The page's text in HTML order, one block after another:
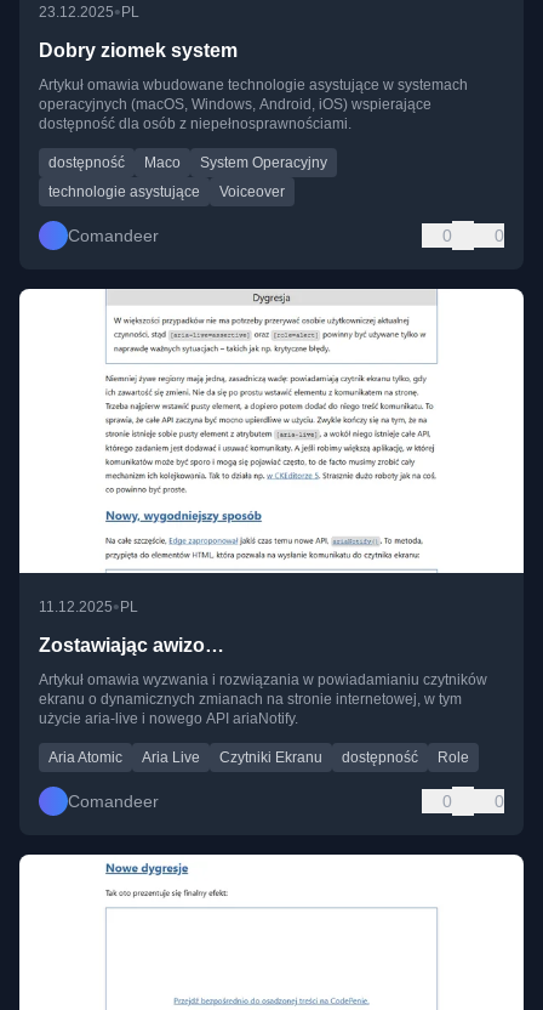
23.12.2025• PL
Dobry ziomek system
Artykuł omawia wbudowane technologie asystujące w systemach
operacyjnych (macOS, Windows, Android, iOS) wspierające
dostępność dla osób z niepełnosprawnościami.
dostępność Maco
System Operacyjny
technologie asystujące
Voiceover
Comandeer 0 0
11.12.2025• PL
Zostawiając awizo…
Artykuł omawia wyzwania i rozwiązania w powiadamianiu czytników
ekranu o dynamicznych zmianach na stronie internetowej, w tym
użycie aria-live i nowego API ariaNotify.
Aria Atomic Aria Live Czytniki Ekranu dostępność Role
Comandeer 0 0